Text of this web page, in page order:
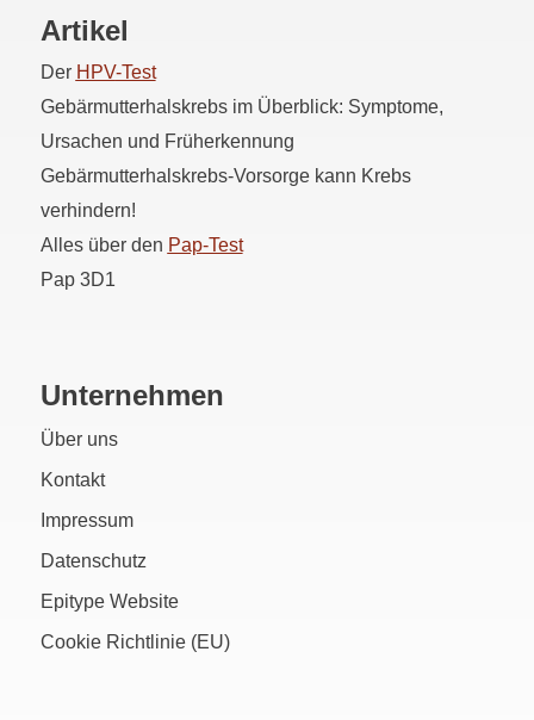
Artikel
Der HPV-Test
Gebärmutterhalskrebs im Überblick: Symptome,
Ursachen und Früherkennung
Gebärmutterhalskrebs-Vorsorge kann Krebs
verhindern!
Alles über den Pap-Test
Pap 3D1
Unternehmen
Über uns
Kontakt
Impressum
Datenschutz
Epitype Website
Cookie Richtlinie (EU)